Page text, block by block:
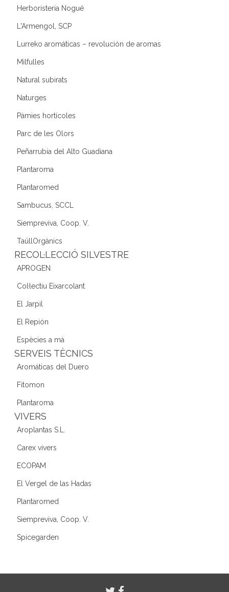
Herboristeria Nogué
L'Armengol, SCP
Lurreko aromáticas – revolución de aromas
Milfulles
Natural subirats
Naturges
Pàmies hortícoles
Parc de les Olors
Peñarrubia del Alto Guadiana
Plantaroma
Plantaromed
Sambucus, SCCL
Siempreviva, Coop. V.
TaüllOrgànics
RECOL·LECCIÓ SILVESTRE
APROGEN
Col·lectiu Eixarcolant
El Jarpil
El Repión
Espècies a mà
SERVEIS TÈCNICS
Aromáticas del Duero
Fitomon
Plantaroma
VIVERS
Aroplantas S.L.
Carex vivers
ECOPAM
El Vergel de las Hadas
Plantaromed
Siempreviva, Coop. V.
Spicegarden